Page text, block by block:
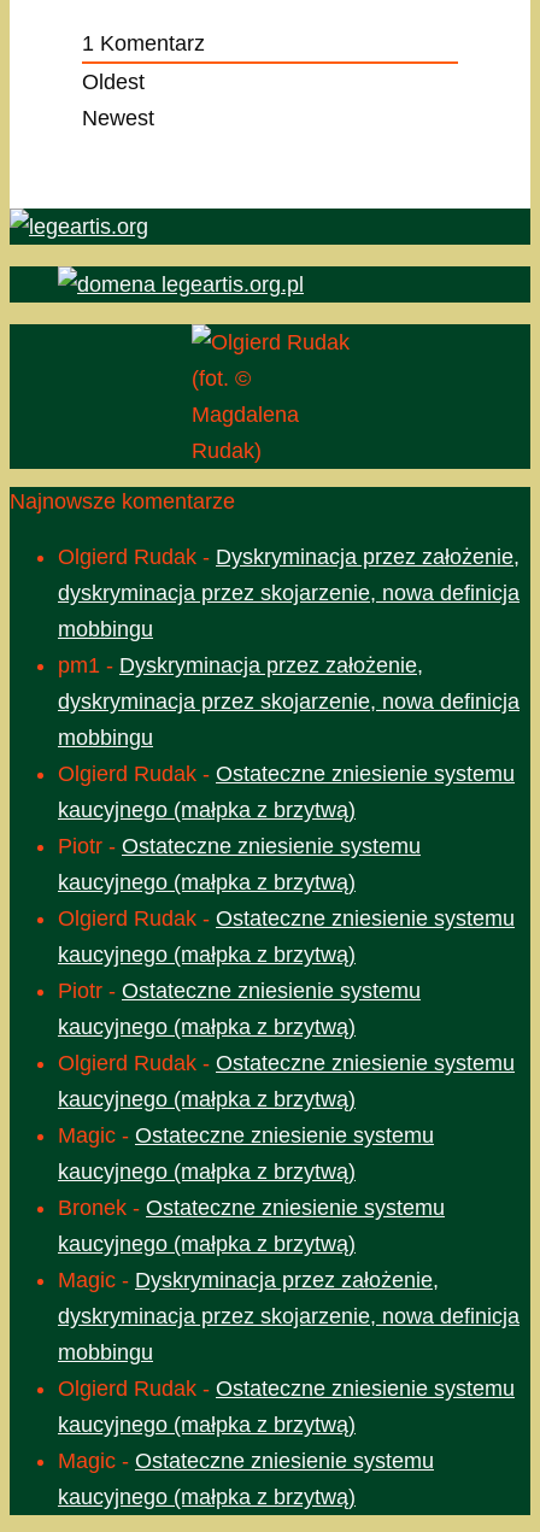
1 Komentarz
Oldest
Newest
(fot. ©
Magdalena
Rudak)
Najnowsze komentarze
Olgierd Rudak - Dyskryminacja przez założenie,
dyskryminacja przez skojarzenie, nowa definicja
mobbingu
pm1 - Dyskryminacja przez założenie,
dyskryminacja przez skojarzenie, nowa definicja
mobbingu
Olgierd Rudak - Ostateczne zniesienie systemu
kaucyjnego (małpka z brzytwą)
Piotr - Ostateczne zniesienie systemu
kaucyjnego (małpka z brzytwą)
Olgierd Rudak - Ostateczne zniesienie systemu
kaucyjnego (małpka z brzytwą)
Piotr - Ostateczne zniesienie systemu
kaucyjnego (małpka z brzytwą)
Olgierd Rudak - Ostateczne zniesienie systemu
kaucyjnego (małpka z brzytwą)
Magic - Ostateczne zniesienie systemu
kaucyjnego (małpka z brzytwą)
Bronek - Ostateczne zniesienie systemu
kaucyjnego (małpka z brzytwą)
Magic - Dyskryminacja przez założenie,
dyskryminacja przez skojarzenie, nowa definicja
mobbingu
Olgierd Rudak - Ostateczne zniesienie systemu
kaucyjnego (małpka z brzytwą)
Magic - Ostateczne zniesienie systemu
kaucyjnego (małpka z brzytwą)